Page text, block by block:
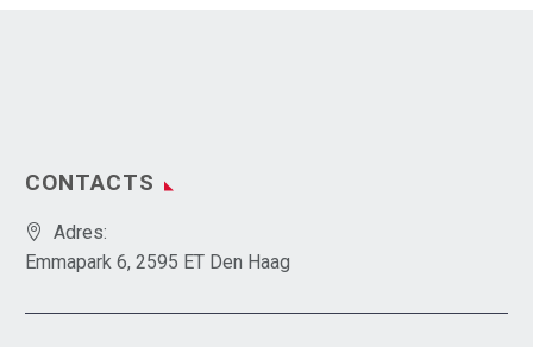
CONTACTS
Adres:
Emmapark 6, 2595 ET Den Haag